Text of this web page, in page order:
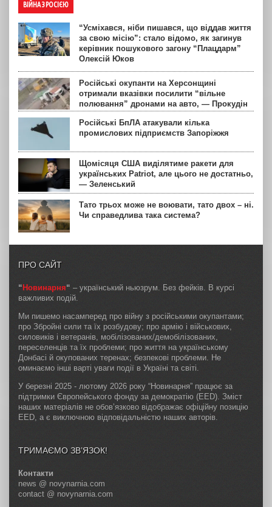
ВІЙНА З РОСІЄЮ
“Усміхався, ніби пишався, що віддав життя
за свою місію”: стало відомо, як загинув
керівник пошукового загону “Плацдарм”
Олексій Юков
Російські окупанти на Херсонщині
отримали вказівки посилити “вільне
полювання” дронами на авто, — Прокудін
Російські БпЛА атакували кілька
промислових підприємств Запоріжжя
Щомісяця США виділятиме ракети для
українських Patriot, але цього не достатньо,
— Зеленський
Тато трьох може не воювати, тато двох – ні.
Чи справедлива така система?
ПРО САЙТ
“ Новинарня“ – український ньюзрум. Без фейків. В курсі
важливих подій.
Ми пишемо насамперед про війну з російськими окупантами;
про Збройні сили та їх розбудову; про армію і військових,
силовиків і ветеранів, мобілізованих/демобілізованих,
переселенців та їх проблеми; про життя на українському
Донбасі й окупованих теренах; безпекові проблеми. Не
оминаємо інші варті уваги події в Україні та світі.
У березні 2025 - лютому 2026 року “Новинарня” працює за
підтримки Європейського фонду за демократію (EED). Зміст
наших матеріалів не обов’язково відображає офіційну позицію
EED, а є виключною відповідальністю наших авторів.
ТРИМАЄМО ЗВ’ЯЗОК!
Контакти
news @ novynarnia.com
contact @ novynarnia.com